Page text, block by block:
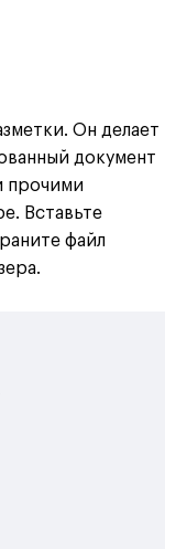
Он делает
документ
прочими
Вставьте
файл